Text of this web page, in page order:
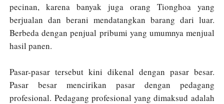
pecinan, karena banyak juga orang Tionghoa yang
berjualan dan berani mendatangkan barang dari luar.
Berbeda dengan penjual pribumi yang umumnya menjual
hasil panen.
Pasar-pasar tersebut kini dikenal dengan pasar besar.
Pasar besar mencirikan pasar dengan pedagang
profesional. Pedagang profesional yang dimaksud adalah